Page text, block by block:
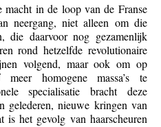
macht in de loop van de Franse
neergang, niet alleen om die
die daarvoor nog gezamenlijk
rond hetzelfde revolutionaire
volgend, maar ook om op
homogene massa’s te
specialisatie bracht deze
gelederen, nieuwe kringen van
is het gevolg van haarscheuren